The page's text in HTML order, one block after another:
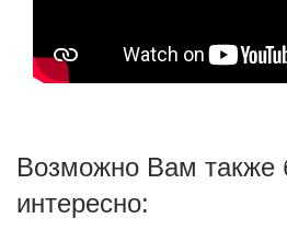
Возможно Вам также
интересно: